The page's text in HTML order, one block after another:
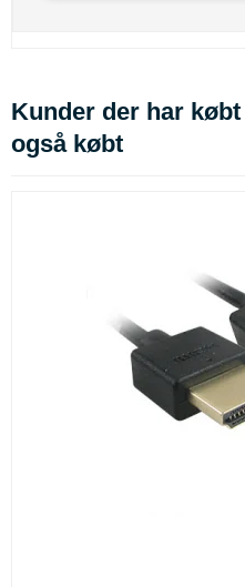
Kunder der har
også købt